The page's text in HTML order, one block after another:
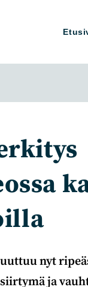
nyt
ja